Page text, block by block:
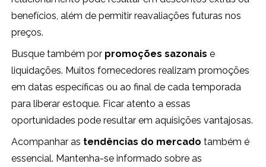
benefícios, além de permitir reavaliações futuras nos
preços.
Busque também por promoções sazonais e
liquidações. Muitos fornecedores realizam promoções
em datas específicas ou ao final de cada temporada
para liberar estoque. Ficar atento a essas
oportunidades pode resultar em aquisições vantajosas.
Acompanhar as tendências do mercado também é
essencial. Mantenha-se informado sobre as